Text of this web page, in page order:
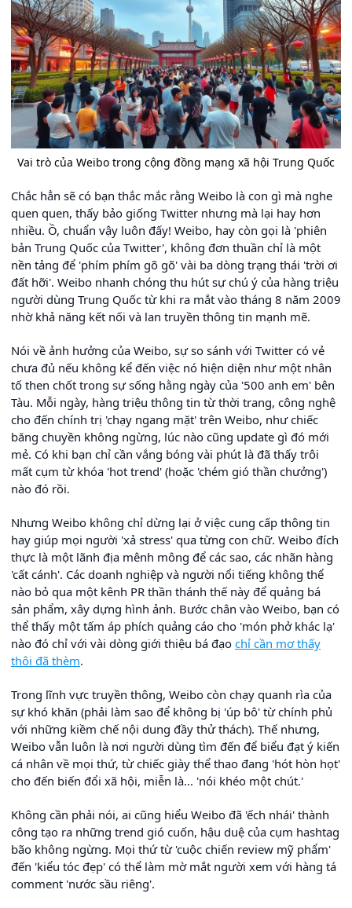
Vai trò của Weibo trong cộng đồng mạng xã hội Trung Quốc
Chắc hẳn sẽ có bạn thắc mắc rằng Weibo là con gì mà nghe
quen quen, thấy bảo giống Twitter nhưng mà lại hay hơn
nhiều. Ồ, chuẩn vậy luôn đấy! Weibo, hay còn gọi là 'phiên
bản Trung Quốc của Twitter', không đơn thuần chỉ là một
nền tảng để 'phím phím gõ gõ' vài ba dòng trạng thái 'trời ơi
đất hỡi'. Weibo nhanh chóng thu hút sự chú ý của hàng triệu
người dùng Trung Quốc từ khi ra mắt vào tháng 8 năm 2009
nhờ khả năng kết nối và lan truyền thông tin mạnh mẽ.
Nói về ảnh hưởng của Weibo, sự so sánh với Twitter có vẻ
chưa đủ nếu không kể đến việc nó hiện diện như một nhân
tố then chốt trong sự sống hằng ngày của '500 anh em' bên
Tàu. Mỗi ngày, hàng triệu thông tin từ thời trang, công nghệ
cho đến chính trị 'chạy ngang mặt' trên Weibo, như chiếc
băng chuyền không ngừng, lúc nào cũng update gì đó mới
mẻ. Có khi bạn chỉ cần vắng bóng vài phút là đã thấy trôi
mất cụm từ khóa 'hot trend' (hoặc 'chém gió thần chưởng')
nào đó rồi.
Nhưng Weibo không chỉ dừng lại ở việc cung cấp thông tin
hay giúp mọi người 'xả stress' qua từng con chữ. Weibo đích
thực là một lãnh địa mênh mông để các sao, các nhãn hàng
'cất cánh'. Các doanh nghiệp và người nổi tiếng không thể
nào bỏ qua một kênh PR thần thánh thế này để quảng bá
sản phẩm, xây dựng hình ảnh. Bước chân vào Weibo, bạn có
thể thấy một tấm áp phích quảng cáo cho 'món phở khác lạ'
nào đó chỉ với vài dòng giới thiệu bá đạo chỉ cần mơ thấy
thôi đã thèm.
Trong lĩnh vực truyền thông, Weibo còn chạy quanh rìa của
sự khó khăn (phải làm sao để không bị 'úp bô' từ chính phủ
với những kiềm chế nội dung đầy thử thách). Thế nhưng,
Weibo vẫn luôn là nơi người dùng tìm đến để biểu đạt ý kiến
cá nhân về mọi thứ, từ chiếc giày thể thao đang 'hót hòn họt'
cho đến biến đổi xã hội, miễn là... 'nói khéo một chút.'
Không cần phải nói, ai cũng hiểu Weibo đã 'ếch nhái' thành
công tạo ra những trend gió cuốn, hậu duệ của cụm hashtag
bão không ngừng. Mọi thứ từ 'cuộc chiến review mỹ phẩm'
đến 'kiểu tóc đẹp' có thể làm mờ mắt người xem với hàng tá
comment 'nước sầu riêng'.